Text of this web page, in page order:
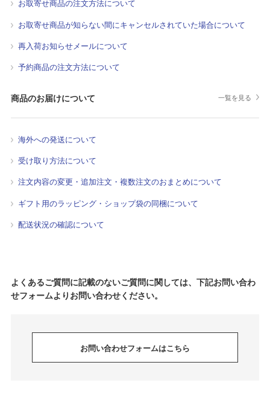
お取寄せ商品の注文方法について
お取寄せ商品が知らない間にキャンセルされていた場合について
再入荷お知らせメールについて
予約商品の注文方法について
商品のお届けについて 一覧を見る
海外への発送について
受け取り方法について
注文内容の変更・追加注文・複数注文のおまとめについて
ギフト用のラッピング・ショップ袋の同梱について
配送状況の確認について
よくあるご質問に記載のないご質問に関しては、下記お問い合わ
せフォームよりお問い合わせください。
お問い合わせフォームはこちら